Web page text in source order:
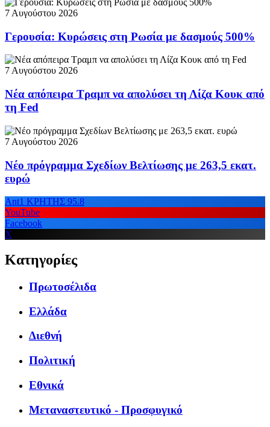
7 Αυγούστου 2026
Γερουσία: Κυρώσεις στη Ρωσία με δασμούς 500%
7 Αυγούστου 2026
Νέα απόπειρα Τραμπ να απολύσει τη Λίζα Κουκ από
τη Fed
7 Αυγούστου 2026
Νέο πρόγραμμα Σχεδίων Βελτίωσης με 263,5 εκατ.
ευρώ
Ant1 ΚΡΗΤΗΣ 95.8
YouTube
Facebook
X
Κατηγορίες
Πρωτοσέλιδα
Ελλάδα
Διεθνή
Πολιτική
Εθνικά
Μεταναστευτικό - Προσφυγικό